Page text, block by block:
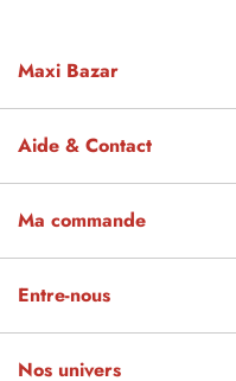
Maxi Bazar
Aide & Contact
Ma commande
Entre-nous
Nos univers